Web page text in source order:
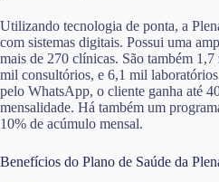
Utilizando tecnologia de ponta, a
com sistemas digitais. Possui uma
mais de 270 clínicas. São também
mil consultórios, e 6,1 mil
pelo WhatsApp, o cliente ganha até
mensalidade. Há também um
10% de acúmulo mensal.
Benefícios do Plano de Saúde da